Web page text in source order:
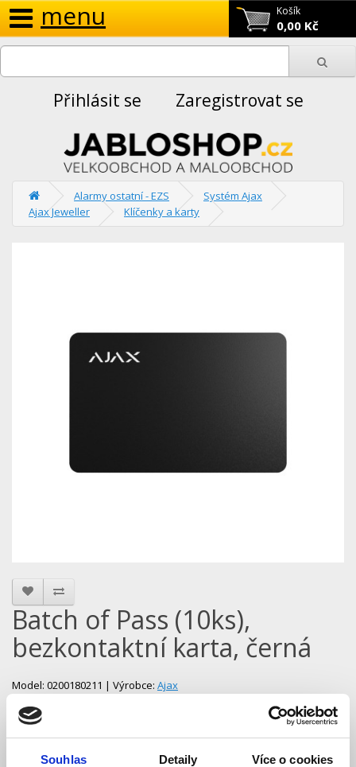
Souhlas Detaily Více o cookies
Košík
0,00 Kč
menu
Přihlásit se Zaregistrovat se
Alarmy ostatní - EZS
Systém Ajax
Ajax Jeweller
Klíčenky a karty
Batch of Pass (10ks),
bezkontaktní karta, černá
Model: 0200180211 | Výrobce: Ajax
1 565,00 Kč
Vaše cena včetně DPH:
1 894 Kč